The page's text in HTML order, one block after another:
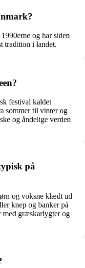
og har siden
tradition i landet.
festival kaldet
sommer til vinter og
og åndelige verden
på
og voksne klædt ud
knep og banker på
med græskarlygter og